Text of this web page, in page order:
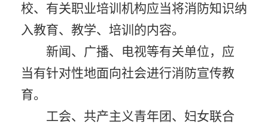
校、有关职业培训机构应当将消防知识纳
入教育、教学、培训的内容。
新闻、广播、电视等有关单位，应
当有针对性地面向社会进行消防宣传教
育。
工会、共产主义青年团、妇女联合